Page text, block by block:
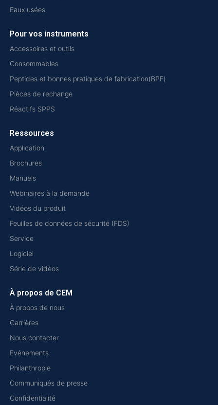
Eaux usées
Pour vos instruments
Accessoires et outils
Consommables
Peptides et bonnes pratiques de fabrication(BPF)
Pièces de rechange
Réactifs SPPS
Ressources
Application
Brochures
Manuels
Webinaires à la demande
Vidéos du produit
Feuilles de données de sécurité (FDS)
Service
Logiciel
Série de vidéos
À propos de CEM
À propos de nous
Carrières
Nous contacter
Evénements
Philanthropie
Communiqués de presse
Confidentialité